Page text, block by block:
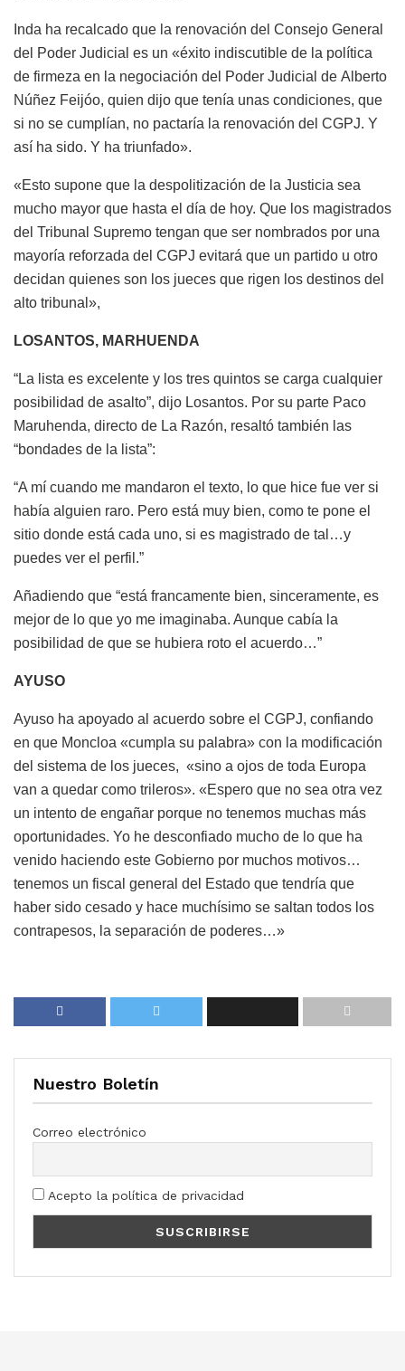
Inda ha recalcado que la renovación del Consejo General
del Poder Judicial es un «éxito indiscutible de la política
de firmeza en la negociación del Poder Judicial de Alberto
Núñez Feijóo, quien dijo que tenía unas condiciones, que
si no se cumplían, no pactaría la renovación del CGPJ. Y
así ha sido. Y ha triunfado».
«Esto supone que la despolitización de la Justicia sea
mucho mayor que hasta el día de hoy. Que los magistrados
del Tribunal Supremo tengan que ser nombrados por una
mayoría reforzada del CGPJ evitará que un partido u otro
decidan quienes son los jueces que rigen los destinos del
alto tribunal»,
LOSANTOS, MARHUENDA
“La lista es excelente y los tres quintos se carga cualquier
posibilidad de asalto”, dijo Losantos. Por su parte Paco
Maruhenda, directo de La Razón, resaltó también las
“bondades de la lista”:
“A mí cuando me mandaron el texto, lo que hice fue ver si
había alguien raro. Pero está muy bien, como te pone el
sitio donde está cada uno, si es magistrado de tal…y
puedes ver el perfil.”
Añadiendo que “está francamente bien, sinceramente, es
mejor de lo que yo me imaginaba. Aunque cabía la
posibilidad de que se hubiera roto el acuerdo…”
AYUSO
Ayuso ha apoyado al acuerdo sobre el CGPJ, confiando
en que Moncloa «cumpla su palabra» con la modificación
del sistema de los jueces, «sino a ojos de toda Europa
van a quedar como trileros». «Espero que no sea otra vez
un intento de engañar porque no tenemos muchas más
oportunidades. Yo he desconfiado mucho de lo que ha
venido haciendo este Gobierno por muchos motivos…
tenemos un fiscal general del Estado que tendría que
haber sido cesado y hace muchísimo se saltan todos los
contrapesos, la separación de poderes…»
Nuestro Boletín
Correo electrónico
Acepto la política de privacidad